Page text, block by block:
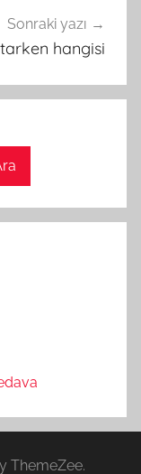
Sonraki yazı
hangisi
ThemeZee.